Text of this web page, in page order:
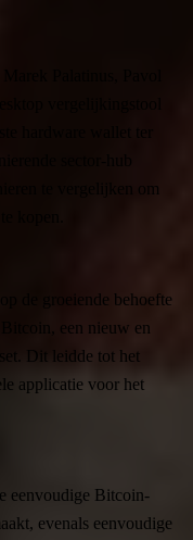
Palatinus, Pavol
vergelijkingstool
hardware wallet ter
sector-hub
te vergelijken om
kopen.
de groeiende behoefte
een nieuw en
Dit leidde tot het
applicatie voor het
eenvoudige Bitcoin-
evenals eenvoudige